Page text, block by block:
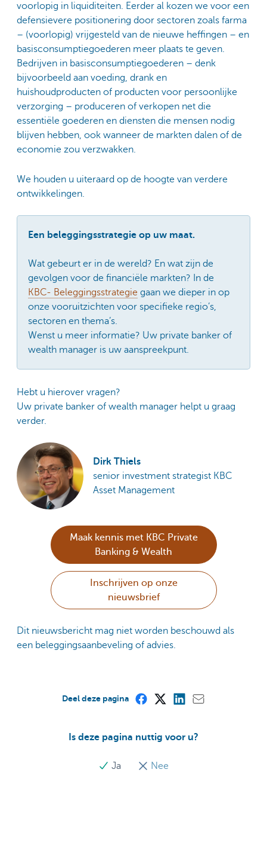
voorlopig in liquiditeiten. Eerder al kozen we voor een
defensievere positionering door sectoren zoals farma
– (voorlopig) vrijgesteld van de nieuwe heffingen – en
basisconsumptiegoederen meer plaats te geven.
Bedrijven in basisconsumptiegoederen – denk
bijvoorbeeld aan voeding, drank en
huishoudproducten of producten voor persoonlijke
verzorging – produceren of verkopen net die
essentiële goederen en diensten die mensen nodig
blijven hebben, ook wanneer de markten dalen of de
economie zou verzwakken.
We houden u uiteraard op de hoogte van verdere
ontwikkelingen.
Een beleggingsstrategie op uw maat.
Wat gebeurt er in de wereld? En wat zijn de
gevolgen voor de financiële markten? In de
KBC- Beleggingsstrategie gaan we dieper in op
onze vooruitzichten voor specifieke regio’s,
sectoren en thema’s.
Wenst u meer informatie? Uw private banker of
wealth manager is uw aanspreekpunt.
Hebt u hierover vragen?
Uw private banker of wealth manager helpt u graag
verder.
Dirk Thiels
senior investment strategist KBC
Asset Management
Maak kennis met KBC Private
Banking & Wealth
Inschrijven op onze
nieuwsbrief
Dit nieuwsbericht mag niet worden beschouwd als
een beleggingsaanbeveling of advies.
Is deze pagina nuttig voor u?
Ja Nee
Deel deze pagina